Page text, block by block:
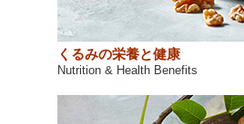
くるみの栄養と健康
Nutrition & Health Benefits